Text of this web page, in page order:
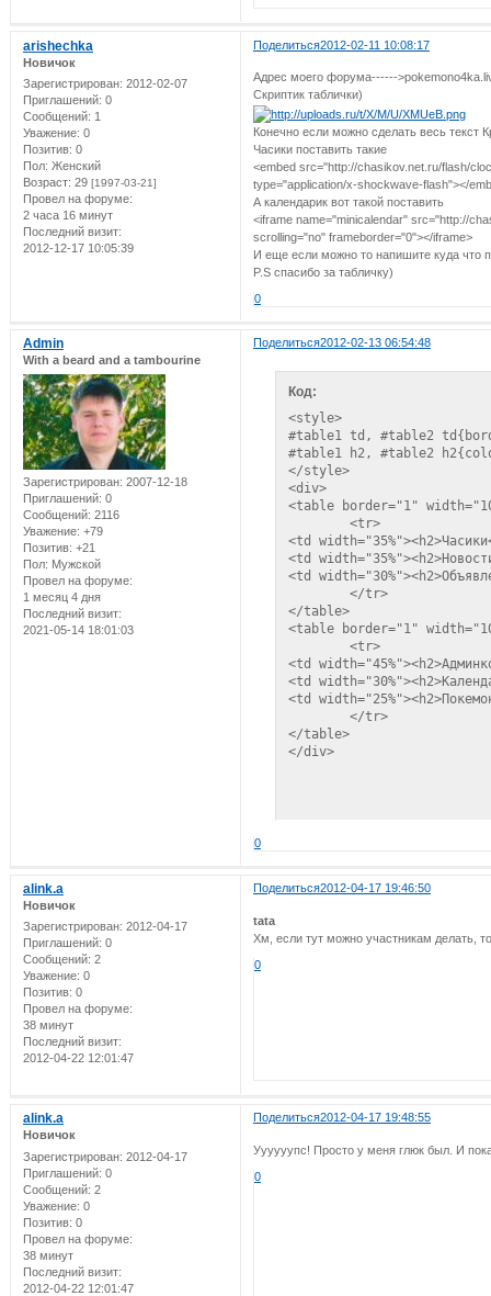
Поделиться2012-02-11 10:08:17
arishechka
Новичок
Зарегистрирован: 2012-02-07
Приглашений: 0
Сообщений: 1
Уважение: 0
Позитив: 0
Пол: Женский
Возраст: 29 [1997-03-21]
Провел на форуме:
2 часа 16 минут
Последний визит:
2012-12-17 10:05:39
Адрес моего форума------
Скриптик таблички)
Конечно если можно сделать весь текст
Часики поставить такие
<embed src="http://chasikov.net.ru/flash/
type="application/x-shockwave-flash"></
А календарик вот такой поставить
<iframe name="minicalendar" src="http://
scrolling="no" frameborder="0"></iframe>
И еще если можно то напишите куда что
P.S спасибо за табличку)
0
Поделиться2012-02-13 06:54:48
Admin
With a beard and a tambourine
Зарегистрирован: 2007-12-18
Приглашений: 0
Сообщений: 2116
Уважение: +79
Позитив: +21
Пол: Мужской
Провел на форуме:
1 месяц 4 дня
Последний визит:
2021-05-14 18:01:03
Код:
<style>
#table1 td, #table2
#table1 h2, #table2
</style>
<div>
<table border="1"
<td
<td
<td
</table>
<table border="1"
<td
<td
<td
</table>
</div>
0
Поделиться2012-04-17 19:46:50
alink.a
Новичок
Зарегистрирован: 2012-04-17
Приглашений: 0
Сообщений: 2
Уважение: 0
Позитив: 0
Провел на форуме:
38 минут
Последний визит:
2012-04-22 12:01:47
tata
Хм, если тут можно участникам делать,
0
Поделиться2012-04-17 19:48:55
alink.a
Новичок
Зарегистрирован: 2012-04-17
Приглашений: 0
Сообщений: 2
Уважение: 0
Позитив: 0
Провел на форуме:
38 минут
Последний визит:
2012-04-22 12:01:47
Уууууупс! Просто у меня глюк был. И
0